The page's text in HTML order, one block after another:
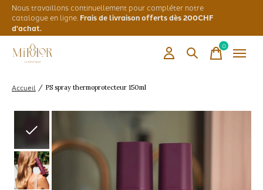
Nous travaillons continuellement pour compléter notre
catalogue en ligne. Frais de livraison offerts dès 200CHF
d'achat.
0items
Accueil / PS spray thermoprotecteur 150ml